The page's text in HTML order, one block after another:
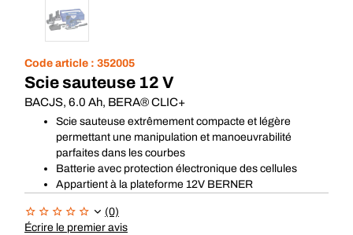
Code article : 352005
Scie sauteuse 12 V
BACJS, 6.0 Ah, BERA® CLIC+
Scie sauteuse extrêmement compacte et légère
permettant une manipulation et manoeuvrabilité
parfaites dans les courbes
Batterie avec protection électronique des cellules
Appartient à la plateforme 12V BERNER
(0)
Écrire le premier avis